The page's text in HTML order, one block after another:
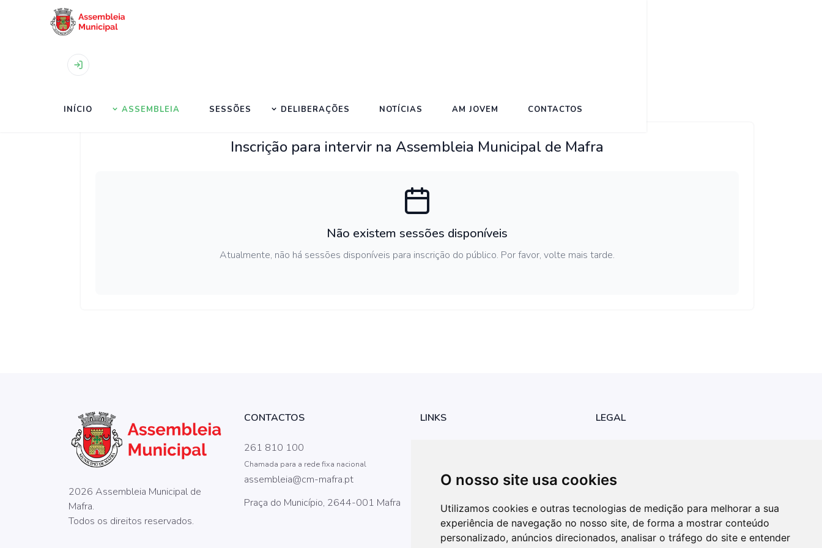
O nosso site usa cookies
Utilizamos cookies e outras tecnologias de medição para melhorar a sua
experiência de navegação no nosso site, de forma a mostrar conteúdo
personalizado, anúncios direcionados, analisar o tráfego do site e entender
INÍCIO ASSEMBLEIA SESSÕES DELIBERAÇÕES NOTÍCIAS AM JOVEM CONTACTOS
Início
Inscrição para intervir na Assembleia Municipal de Mafra
Não existem sessões disponíveis
Atualmente, não há sessões disponíveis para inscrição do público. Por favor, volte mais tarde.
2026 Assembleia Municipal de
Mafra.
Todos os direitos reservados.
CONTACTOS
261 810 100
Chamada para a rede fixa nacional
assembleia@cm-mafra.pt
Praça do Município, 2644-001 Mafra
LINKS
Câmara Municipal
Contactos
LEGAL